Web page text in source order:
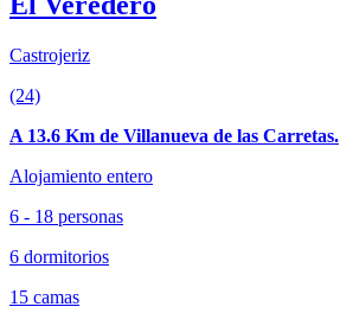
Castrojeriz
(24)
A 13.6 Km de Villanueva de las Carretas.
Alojamiento entero
6 - 18 personas
6 dormitorios
15 camas